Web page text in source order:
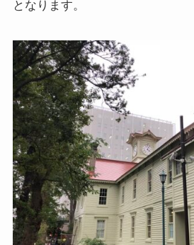
となります。